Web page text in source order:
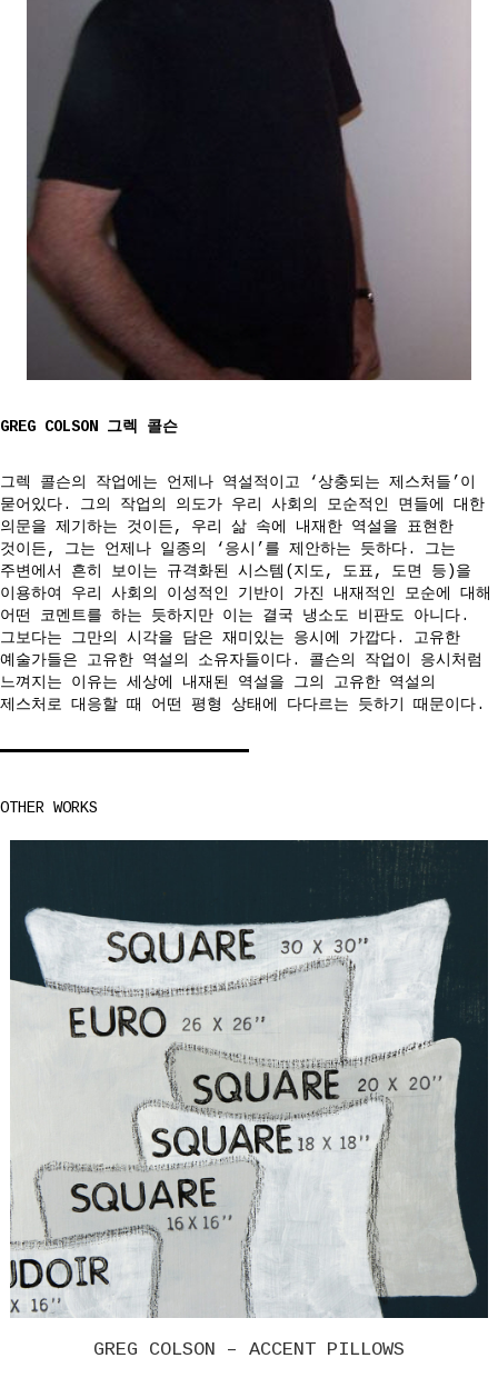
GREG COLSON 그렉 콜슨
그렉 콜슨의 작업에는 언제나 역설적이고 ‘상충되는 제스처들’이
묻어있다. 그의 작업의 의도가 우리 사회의 모순적인 면들에 대한
의문을 제기하는 것이든, 우리 삶 속에 내재한 역설을 표현한
것이든, 그는 언제나 일종의 ‘응시’를 제안하는 듯하다. 그는
주변에서 흔히 보이는 규격화된 시스템(지도, 도표, 도면 등)을
이용하여 우리 사회의 이성적인 기반이 가진 내재적인 모순에 대해
어떤 코멘트를 하는 듯하지만 이는 결국 냉소도 비판도 아니다.
그보다는 그만의 시각을 담은 재미있는 응시에 가깝다. 고유한
예술가들은 고유한 역설의 소유자들이다. 콜슨의 작업이 응시처럼
느껴지는 이유는 세상에 내재된 역설을 그의 고유한 역설의
제스처로 대응할 때 어떤 평형 상태에 다다르는 듯하기 때문이다.
OTHER WORKS
GREG COLSON – MALL SUITE (ACUTINT)